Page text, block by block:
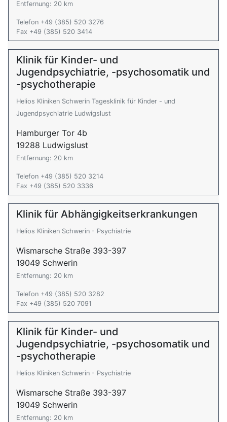
Entfernung: 20 km
Telefon +49 (385) 520 3276
Fax +49 (385) 520 3414
Klinik für Kinder- und
Jugendpsychiatrie, -psychosomatik und
-psychotherapie
Helios Kliniken Schwerin Tagesklinik für Kinder - und
Jugendpsychiatrie Ludwigslust
Hamburger Tor 4b
19288 Ludwigslust
Entfernung: 20 km
Telefon +49 (385) 520 3214
Fax +49 (385) 520 3336
Klinik für Abhängigkeitserkrankungen
Helios Kliniken Schwerin - Psychiatrie
Wismarsche Straße 393-397
19049 Schwerin
Entfernung: 20 km
Telefon +49 (385) 520 3282
Fax +49 (385) 520 7091
Klinik für Kinder- und
Jugendpsychiatrie, -psychosomatik und
-psychotherapie
Helios Kliniken Schwerin - Psychiatrie
Wismarsche Straße 393-397
19049 Schwerin
Entfernung: 20 km